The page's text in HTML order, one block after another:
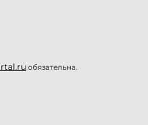
обязательна.